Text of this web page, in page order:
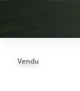
Vendu